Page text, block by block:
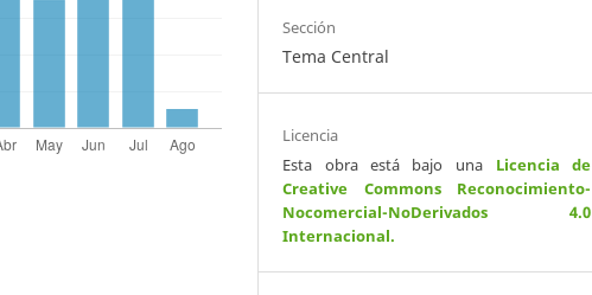
Sección
Tema Central
Licencia
Esta obra está bajo una Licencia de
Creative Commons Reconocimiento-
Nocomercial-NoDerivados 4.0
Internacional.